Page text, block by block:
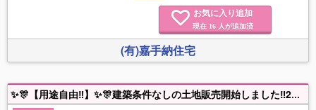
お気に入り追加
現在 16 人が追加済
(有)嘉手納住宅
✨🎊【用途自由‼】✨🎊建築条件なしの土地販売開始しました‼2筆同時売りになります🌟【154.2坪！】住宅兼ヤード／アパート建設等に！詳細につきましてはお問い合わせください♪